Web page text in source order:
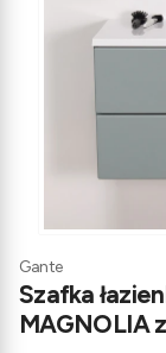
Gante
Szafka
MAGNOLIA